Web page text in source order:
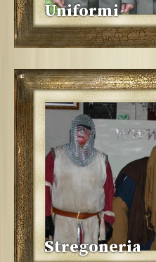
Uniformi
Stregoneria